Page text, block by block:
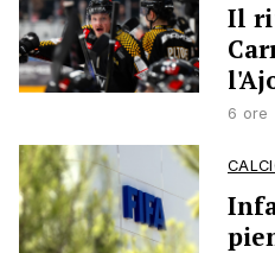
Il
6 ore